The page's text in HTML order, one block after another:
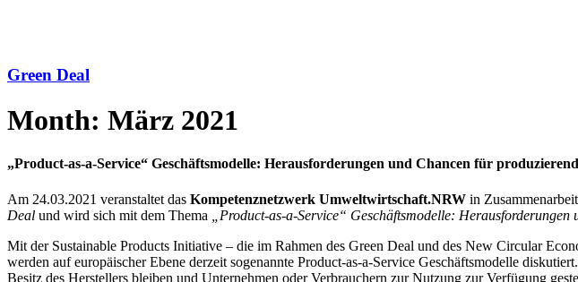
Green Deal
Month: März 2021
„Product-as-a-Service“ Geschäftsmodelle: Herausforderungen und Chancen für
Am 24.03.2021 veranstaltet das Kompetenznetzwerk Umweltwirtschaft.NRW in
Deal und wird sich mit dem Thema
„Product-as-a-Service“ Geschäftsmodelle:
Mit der Sustainable Products Initiative – die im Rahmen des Green Deal und des New Circular
werden auf europäischer Ebene derzeit sogenannte Product-as-a-Service Geschäftsmodelle
Besitz des Herstellers bleiben und Unternehmen oder Verbrauchern zur Nutzung zur Verfügung